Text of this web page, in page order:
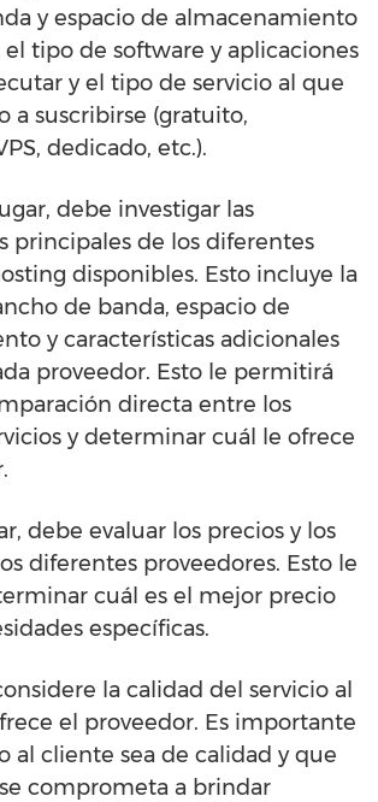
y espacio de almacenamiento
tipo de software y aplicaciones
y el tipo de servicio al que
a suscribirse (gratuito,
dedicado, etc.).
debe investigar las
principales de los diferentes
disponibles. Esto incluye la
de banda, espacio de
y características adicionales
proveedor. Esto le permitirá
directa entre los
y determinar cuál le ofrece
debe evaluar los precios y los
diferentes proveedores. Esto le
cuál es el mejor precio
específicas.
la calidad del servicio al
el proveedor. Es importante
al cliente sea de calidad y que
comprometa a brindar